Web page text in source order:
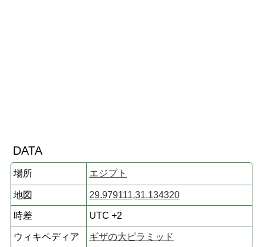
DATA
場所 エジプト
地図 29.979111,31.134320
時差 UTC +2
ウィキペディア ギザの大ピラミッド